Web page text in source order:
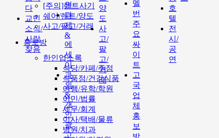
[주의]랜트사기
쉐어/렌트/양도
사고/팔고/거래
홍보방
한인업소록
식당/카페/주점
식품점/건강식품
여행/유학/학원
이민/법률
세무/회계
이사/택배/물류
병원/치과
다
교민
소식/
사람
찾음
인
과
제
&
에
세
이
과
외
&
개
인
광
고
양
도
사
고/
팔
고/
거
래
멜
번
주
요
싸
이
트
고
국
업
체
홍
보
방
호
텔
전
시/
공
연